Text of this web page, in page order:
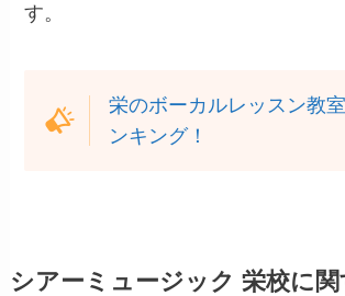
す。
栄のボーカルレッスン教
ンキング！
シアーミュージック 栄校に